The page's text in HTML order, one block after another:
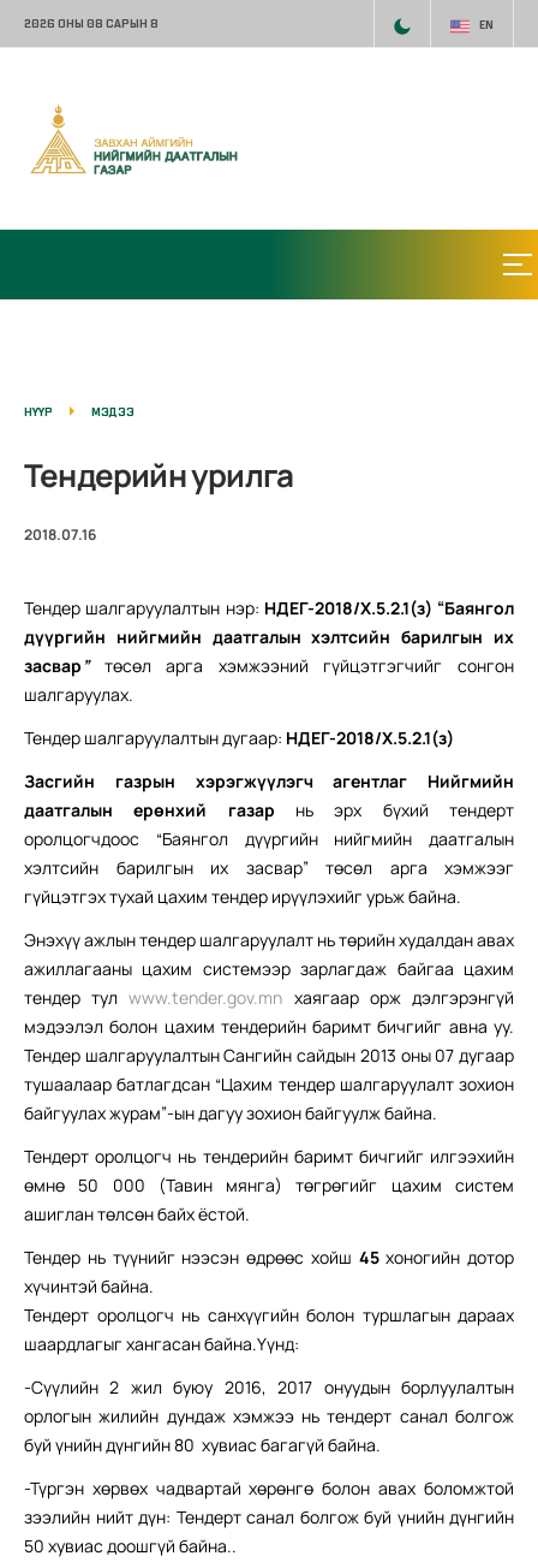
2026 ОНЫ 08 САРЫН 8 EN
НҮҮР МЭДЭЭ
Тендерийн урилга
2018.07.16
Тендер шалгаруулалтын нэр: НДЕГ-2018/Х.5.2.1(з) “Баянгол
дүүргийн нийгмийн даатгалын хэлтсийн барилгын их
засвар ”төсөл арга хэмжээний гүйцэтгэгчийг сонгон
шалгаруулах.
Тендер шалгаруулалтын дугаар: НДЕГ-2018/Х.5.2.1(з)
Засгийн газрын хэрэгжүүлэгч агентлаг Нийгмийн
даатгалын ерөнхий газар нь эрх бүхий тендерт
оролцогчдоос “Баянгол дүүргийн нийгмийн даатгалын
хэлтсийн барилгын их засвар” төсөл арга хэмжээг
гүйцэтгэх тухай цахим тендер ирүүлэхийг урьж байна.
Энэхүү ажлын тендер шалгаруулалт нь төрийн худалдан авах
ажиллагааны цахим системээр зарлагдаж байгаа цахим
тендер тулwww.tender.gov.mn хаягаар орж дэлгэрэнгүй
мэдээлэл болон цахим тендерийн баримт бичгийг авна уу.
Тендер шалгаруулалтын Сангийн сайдын 2013 оны 07 дугаар
тушаалаар батлагдсан “Цахим тендер шалгаруулалт зохион
байгуулах журам”-ын дагуу зохион байгуулж байна.
Тендерт оролцогч нь тендерийн баримт бичгийг илгээхийн
өмнө 50 000 (Тавин мянга) төгрөгийг цахим систем
ашиглан төлсөн байх ёстой.
Тендер нь түүнийг нээсэн өдрөөс хойш 45хоногийн дотор
хүчинтэй байна.
Тендерт оролцогч нь санхүүгийн болон туршлагын дараах
шаардлагыг хангасан байна.Үүнд:
-Сүүлийн 2 жил буюу 2016, 2017 онуудын борлуулалтын
орлогын жилийн дундаж хэмжээ нь тендерт санал болгож
буй үнийн дүнгийн 80 хувиас багагүй байна.
-Түргэн хөрвөх чадвартай хөрөнгө болон авах боломжтой
зээлийн нийт дүн: Тендерт санал болгож буй үнийн дүнгийн
50 хувиас доошгүй байна..